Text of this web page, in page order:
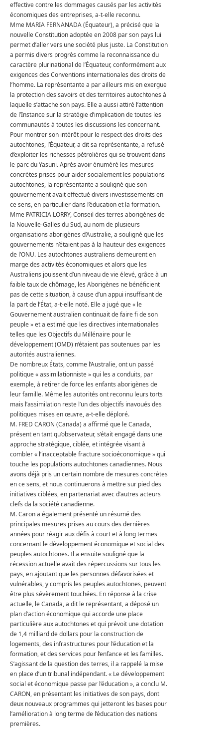
effective contre les dommages causés par les activités
économiques des entreprises, a-t-elle reconnu.
Mme MARIA FERNANADA (Équateur), a précisé que la
nouvelle Constitution adoptée en 2008 par son pays lui
permet d’aller vers une société plus juste. La Constitution
a permis divers progrès comme la reconnaissance du
caractère plurinational de l’Équateur, conformément aux
exigences des Conventions internationales des droits de
l’homme. La représentante a par ailleurs mis en exergue
la protection des savoirs et des territoires autochtones à
laquelle s’attache son pays. Elle a aussi attiré l’attention
de l’Instance sur la stratégie d’implication de toutes les
communautés à toutes les discussions les concernant.
Pour montrer son intérêt pour le respect des droits des
autochtones, l’Équateur, a dit sa représentante, a refusé
d’exploiter les richesses pétrolières qui se trouvent dans
le parc du Yasuni.Après avoir énuméré les mesures
concrètes prises pour aider socialement les populations
autochtones, la représentante a souligné que son
gouvernement avait effectué divers investissements en
ce sens, en particulier dans l’éducation et la formation.
Mme PATRICIA LORRY, Conseil des terres aborigènes de
la Nouvelle-Galles du Sud, au nom de plusieurs
organisations aborigènes d’Australie, a souligné que les
gouvernements n’étaient pas à la hauteur des exigences
de l’ONU. Les autochtones australiens demeurent en
marge des activités économiques et alors que les
Australiens jouissent d’un niveau de vie élevé, grâce à un
faible taux de chômage, les Aborigènes ne bénéficient
pas de cette situation, à cause d’un appui insuffisant de
la part de l’État, a-t-elle noté. Elle a jugé que « le
Gouvernement australien continuait de faire fi de son
peuple » et a estimé que les directives internationales
telles que les Objectifs du Millénaire pour le
développement (OMD) n’étaient pas soutenues par les
autorités australiennes.
De nombreux États, comme l’Australie, ont un passé
politique « assimilationniste » qui les a conduits, par
exemple, à retirer de force les enfants aborigènes de
leur famille. Même les autorités ont reconnu leurs torts
mais l’assimilation reste l’un des objectifs inavoués des
politiques mises en œuvre, a-t-elle déploré.
M. FRED CARON (Canada) a affirmé que le Canada,
présent en tant qu’observateur, s’était engagé dans une
approche stratégique, ciblée, et intégrée visant à
combler « l’inacceptable fracture socioéconomique » qui
touche les populations autochtones canadiennes. Nous
avons déjà pris un certain nombre de mesures concrètes
en ce sens, et nous continuerons à mettre sur pied des
initiatives ciblées, en partenariat avec d’autres acteurs
clefs da la société canadienne.
M. Caron a également présenté un résumé des
principales mesures prises au cours des dernières
années pour réagir aux défis à court et à long termes
concernant le développement économique et social des
peuples autochtones.Il a ensuite souligné que la
récession actuelle avait des répercussions sur tous les
pays, en ajoutant que les personnes défavorisées et
vulnérables, y compris les peuples autochtones, peuvent
être plus sévèrement touchées. En réponse à la crise
actuelle, le Canada, a dit le représentant, a déposé un
plan d’action économique qui accorde une place
particulière aux autochtones et qui prévoit une dotation
de 1,4 milliard de dollars pour la construction de
logements, des infrastructures pour l’éducation et la
formation, et des services pour l’enfance et les familles.
S’agissant de la question des terres, il a rappelé la mise
en place d’un tribunal indépendant.« Le développement
social et économique passe par l’éducation », a conclu M.
CARON, en présentant les initiatives de son pays, dont
deux nouveaux programmes qui jetteront les bases pour
l’amélioration à long terme de l’éducation des nations
premières.